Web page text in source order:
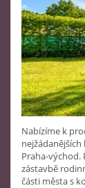
Nabízíme k
Praha-východ.
zástavbě
části města s